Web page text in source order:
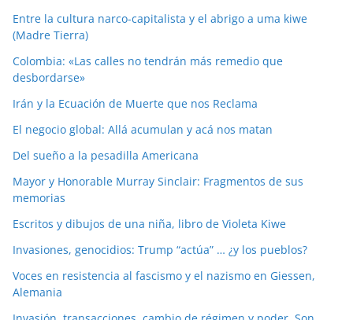
Entre la cultura narco-capitalista y el abrigo a uma kiwe
(Madre Tierra)
Colombia: «Las calles no tendrán más remedio que
desbordarse»
Irán y la Ecuación de Muerte que nos Reclama
El negocio global: Allá acumulan y acá nos matan
Del sueño a la pesadilla Americana
Mayor y Honorable Murray Sinclair: Fragmentos de sus
memorias
Escritos y dibujos de una niña, libro de Violeta Kiwe
Invasiones, genocidios: Trump “actúa” … ¿y los pueblos?
Voces en resistencia al fascismo y el nazismo en Giessen,
Alemania